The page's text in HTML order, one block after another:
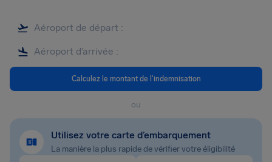
Calculez le montant de l'indemnisation
ou
Utilisez votre carte d’embarquement
La manière la plus rapide de vérifier votre éligibilité